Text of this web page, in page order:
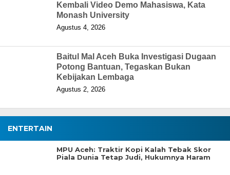
Kembali Video Demo Mahasiswa, Kata
Monash University
Agustus 4, 2026
Baitul Mal Aceh Buka Investigasi Dugaan
Potong Bantuan, Tegaskan Bukan
Kebijakan Lembaga
Agustus 2, 2026
ENTERTAIN
MPU Aceh: Traktir Kopi Kalah Tebak Skor
Piala Dunia Tetap Judi, Hukumnya Haram